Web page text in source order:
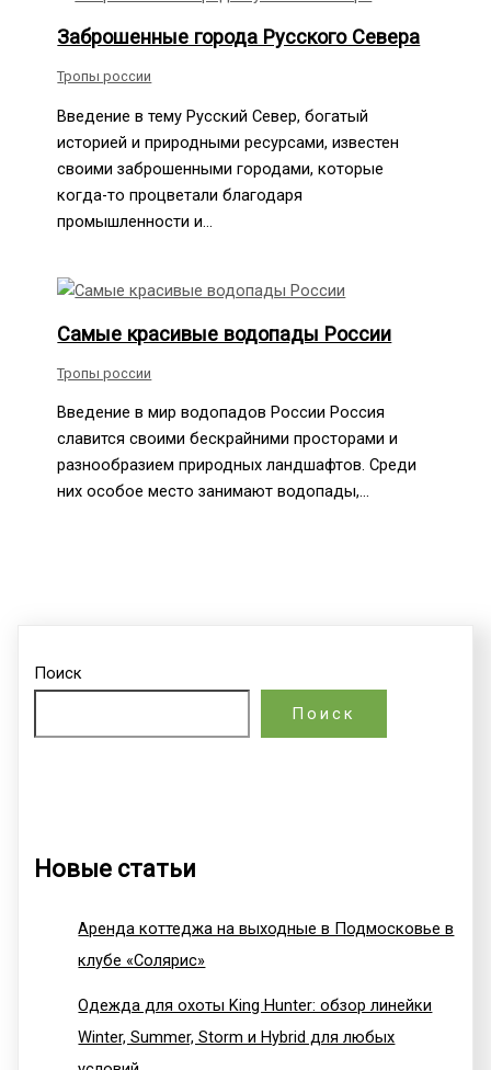
Заброшенные города Русского Севера
Тропы россии
Введение в тему Русский Север, богатый
историей и природными ресурсами, известен
своими заброшенными городами, которые
когда-то процветали благодаря
промышленности и…
Самые красивые водопады России
Тропы россии
Введение в мир водопадов России Россия
славится своими бескрайними просторами и
разнообразием природных ландшафтов. Среди
них особое место занимают водопады,…
Поиск
Поиск
Новые статьи
Аренда коттеджа на выходные в Подмосковье в
клубе «Солярис»
Одежда для охоты King Hunter: обзор линейки
Winter, Summer, Storm и Hybrid для любых